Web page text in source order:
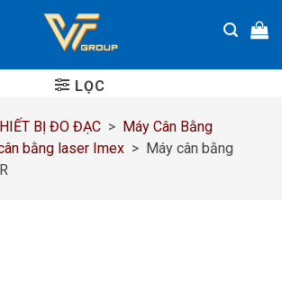
LỌC
BỊ ĐO ĐẠC > Máy Cân Bằng
bằng laser Imex > Máy cân bằng